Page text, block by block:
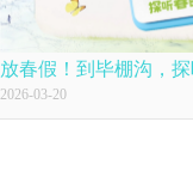
放春假！到毕棚沟，
2026-03-20